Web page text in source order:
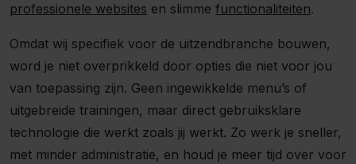
professionele websites en slimme functionaliteiten.
Omdat wij specifiek voor de uitzendbranche bouwen,
word je niet overprikkeld door opties die niet voor jou
van toepassing zijn. Geen ingewikkelde menu’s of
uitgebreide trainingen, maar direct gebruiksklare
technologie die werkt zoals jij werkt. Zo werk je sneller,
met minder administratie, en houd je meer tijd over voor